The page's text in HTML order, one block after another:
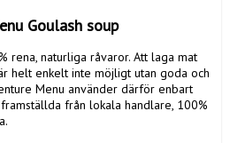
Goulash soup
helt enkelt inte möjligt utan goda och
Menu använder därför enbart
från lokala handlare, 100%